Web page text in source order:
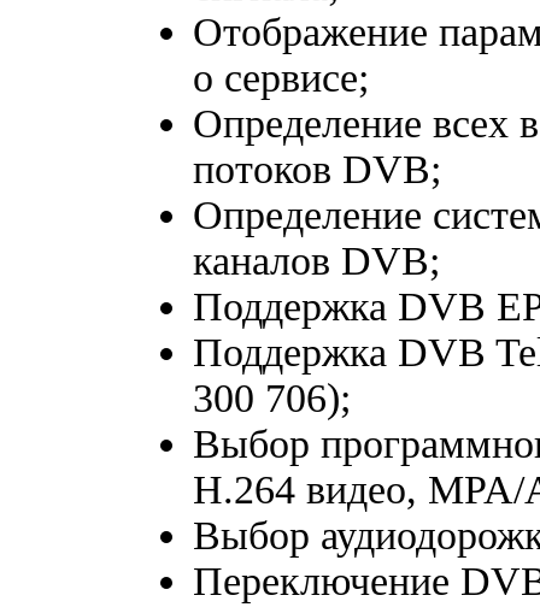
Отображение
о сервисе;
Определение всех
потоков DVB;
Определение
каналов DVB;
Поддержка DVB
Поддержка DVB
300 706);
Выбор
H.264 видео,
Выбор
Переключение